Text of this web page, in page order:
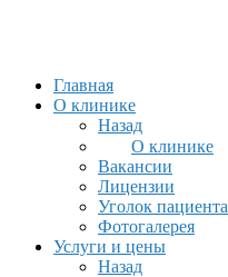
Главная
О клинике
Назад
О клинике
Вакансии
Лицензии
Уголок пациента
Фотогалерея
Услуги и цены
Назад